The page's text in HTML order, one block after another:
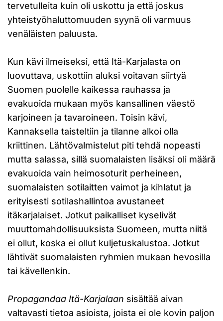
tervetulleita kuin oli uskottu ja että joskus
yhteistyöhaluttomuuden syynä oli varmuus
venäläisten paluusta.
Kun kävi ilmeiseksi, että Itä-Karjalasta on
luovuttava, uskottiin aluksi voitavan siirtyä
Suomen puolelle kaikessa rauhassa ja
evakuoida mukaan myös kansallinen väestö
karjoineen ja tavaroineen. Toisin kävi,
Kannaksella taisteltiin ja tilanne alkoi olla
kriittinen. Lähtövalmistelut piti tehdä nopeasti
mutta salassa, sillä suomalaisten lisäksi oli määrä
evakuoida vain heimosoturit perheineen,
suomalaisten sotilaitten vaimot ja kihlatut ja
erityisesti sotilashallintoa avustaneet
itäkarjalaiset. Jotkut paikalliset kyselivät
muuttomahdollisuuksista Suomeen, mutta niitä
ei ollut, koska ei ollut kuljetuskalustoa. Jotkut
lähtivät suomalaisten ryhmien mukaan hevosilla
tai kävellenkin.
Propagandaa Itä-Karjalaan sisältää aivan
valtavasti tietoa asioista, joista ei ole kovin paljon